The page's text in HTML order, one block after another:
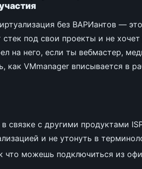
без ВАРИантов —
под свои проекты и не
на него, если ты вебмастер,
как VMmanager вписывается в
связке с другими продуктами
и не утонуть в
что можешь подключиться из